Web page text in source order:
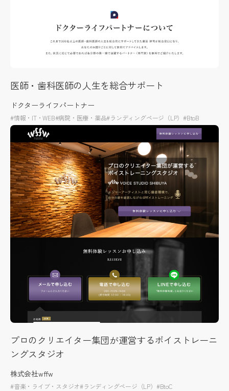
医師・歯科医師の人生を総合サポート
ドクターライフパートナー
#情報・IT・WEB#病院・医療・薬品#ランディングページ（LP）#BtoB
プロのクリエイター集団が運営するボイストレーニ
ングスタジオ
株式会社wffw
#音楽・ライブ・スタジオ#ランディングページ（LP） #BtoC